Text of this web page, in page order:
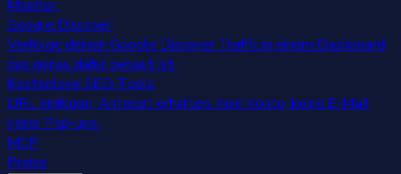
Monitor.
Google Discover
Verfolge deinen Google Discover Traffic in einem Dashboard,
das genau dafür gebaut ist.
Kostenlose SEO-Tools
URL einfügen, Antwort erhalten. Kein Konto, keine E-Mail,
keine Pop-ups.
MCP
Preise